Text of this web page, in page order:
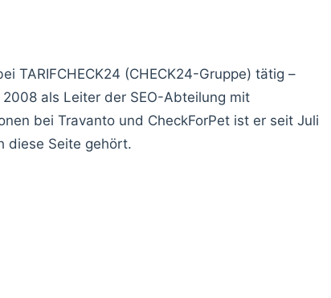
TARIFCHECK24 (CHECK24-Gruppe) tätig –
als Leiter der SEO-Abteilung mit
bei Travanto und CheckForPet ist er seit Juli
diese Seite gehört.